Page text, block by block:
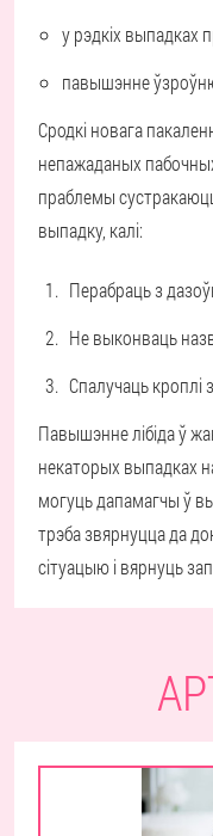
у рэдкіх выпадках
павышэнне
Сродкі новага
непажаданых
праблемы
выпадку, калі:
Перабраць з
Не выконваць
Спалучаць кроплі
Павышэнне лібіда ў
некаторых выпадках
могуць дапамагчы ў
трэба звярнуцца да
сітуацыю і вярнуць